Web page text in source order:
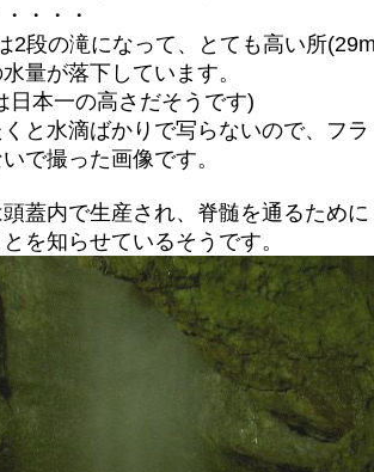
・・・
2段の滝になって、とても高い所
量が落下しています。
日本一の高さだそうです)
と水滴ばかりで写らないので、フラ
で撮った画像です。
蓋内で生産され、脊髄を通るために
を知らせているそうです。